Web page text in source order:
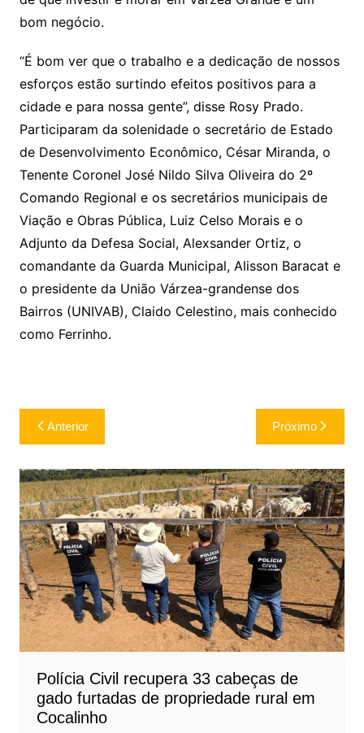
bom negócio.
“É bom ver que o trabalho e a dedicação de nossos
esforços estão surtindo efeitos positivos para a
cidade e para nossa gente”, disse Rosy Prado.
Participaram da solenidade o secretário de Estado
de Desenvolvimento Econômico, César Miranda, o
Tenente Coronel José Nildo Silva Oliveira do 2º
Comando Regional e os secretários municipais de
Viação e Obras Pública, Luiz Celso Morais e o
Adjunto da Defesa Social, Alexsander Ortiz, o
comandante da Guarda Municipal, Alisson Baracat e
o presidente da União Várzea-grandense dos
Bairros (UNIVAB), Claido Celestino, mais conhecido
como Ferrinho.
Navegação
de
Post
Anterior Próximo
Polícia Civil recupera 33 cabeças de
gado furtadas de propriedade rural em
Cocalinho